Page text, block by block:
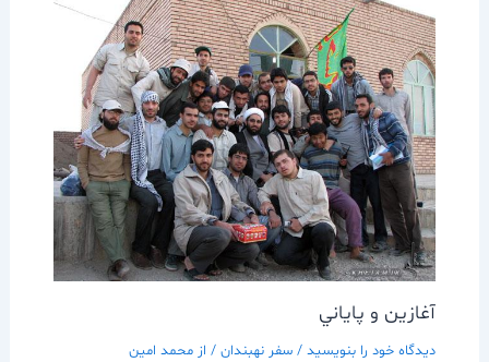
آغازين و پاياني
دیدگاه‌ خود را بنویسید / سفر نهبندان/ از محمد امین